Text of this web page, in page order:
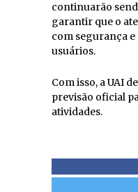
continuarão
garantir que o
com segurança
usuários.
Com isso, a UAI
previsão oficial
atividades.